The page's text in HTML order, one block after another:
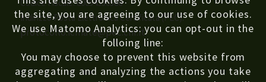
Codice Fiscale: 80054330586
Indirizzo Posta Elettronica Certificata (PEC):
protocollo.icmate@pec.cnr.it
the site, you are agreeing to our use of cookies.
We use Matomo Analytics: you can opt-out in the
folloing line:
You may choose to prevent this website from
aggregating and analyzing the actions you take